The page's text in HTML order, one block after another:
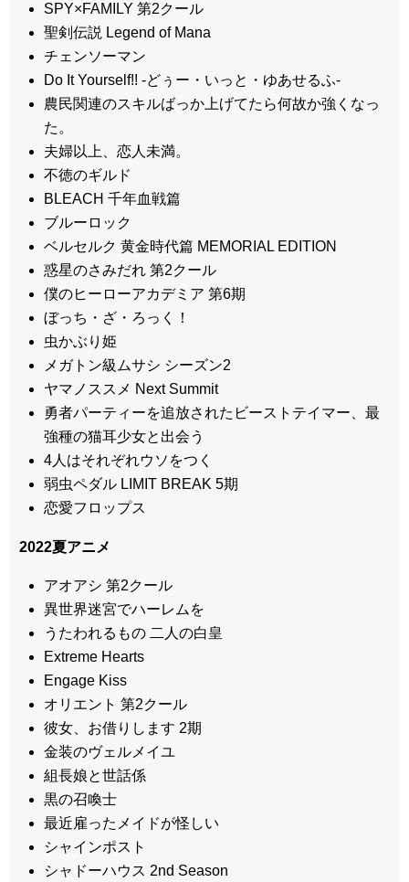
SPY×FAMILY 第2クール
聖剣伝説 Legend of Mana
チェンソーマン
Do It Yourself!! -どぅー・いっと・ゆあせるふ-
農民関連のスキルばっか上げてたら何故か強くなっ
た。
夫婦以上、恋人未満。
不徳のギルド
BLEACH 千年血戦篇
ブルーロック
ベルセルク 黄金時代篇 MEMORIAL EDITION
惑星のさみだれ 第2クール
僕のヒーローアカデミア 第6期
ぼっち・ざ・ろっく！
虫かぶり姫
メガトン級ムサシ シーズン2
ヤマノススメ Next Summit
勇者パーティーを追放されたビーストテイマー、最
強種の猫耳少女と出会う
4人はそれぞれウソをつく
弱虫ペダル LIMIT BREAK 5期
恋愛フロップス
2022夏アニメ
アオアシ 第2クール
異世界迷宮でハーレムを
うたわれるもの 二人の白皇
Extreme Hearts
Engage Kiss
オリエント 第2クール
彼女、お借りします 2期
金装のヴェルメイユ
組長娘と世話係
黒の召喚士
最近雇ったメイドが怪しい
シャインポスト
シャドーハウス 2nd Season